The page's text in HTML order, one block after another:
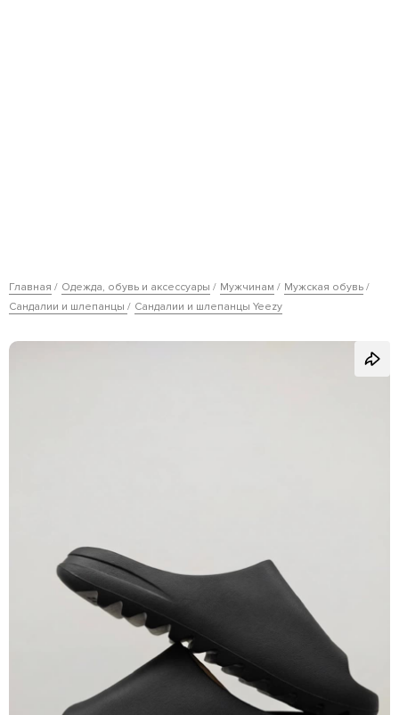
Главная Одежда, обувь и аксессуары Мужчинам
Мужская обувь
Сандалии и шлепанцы
Сандалии и шлепанцы Yeezy